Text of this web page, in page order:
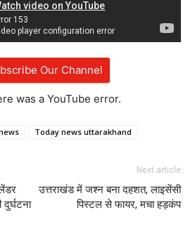
Our Channel
was a YouTube error.
Today news uttarakhand
Next article
उत्तराखंड में जश्न बना दहशत, लाइसेंसी
पिस्टल से फायर, मचा हड़कंप